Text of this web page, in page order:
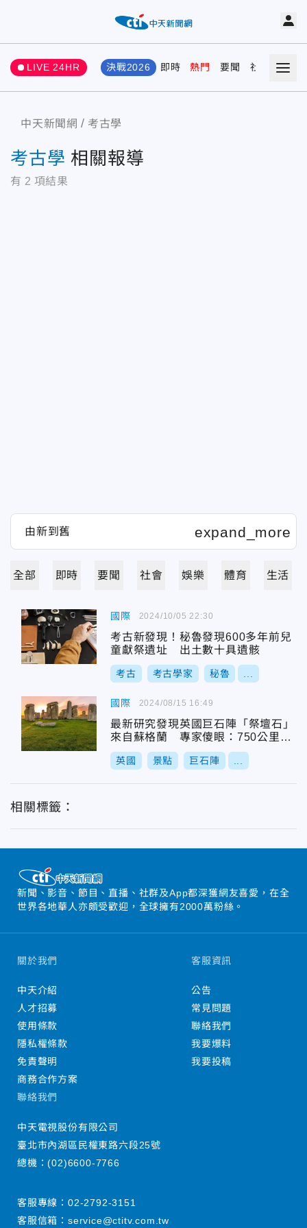
LIVE 24HR 決戰2026 即時 熱門 要聞 社會 娛樂
中天新聞網 考古學
考古學 相關報導
有 2 項結果
全部 即時 要聞 社會 娛樂 體育 生活
國際
考古新發現！秘魯發現600多年前兒
童獻祭遺址 出土數十具遺骸
考古 考古學家 秘魯
2024/10/05 22:30
國際
最新研究發現英國巨石陣「祭壇石」
來自蘇格蘭 專家傻眼：750公里怎
麼搬的？
英國 景點 巨石陣
2024/08/15 16:49
相關標籤：
新聞、影音、節目、直播、社群及App都深獲網友喜愛，在全
世界各地華人亦頗受歡迎，全球擁有2000萬粉絲。
關於我們
中天介紹
人才招募
使用條款
隱私權條款
免責聲明
商務合作方案
客服資訊
公告
常見問題
聯絡我們
我要爆料
我要投稿
聯絡我們
中天電視股份有限公司
臺北市內湖區民權東路六段25號
總機：(02)6600-7766
客服專線： 02-2792-3151
客服信箱： service@ctitv.com.tw